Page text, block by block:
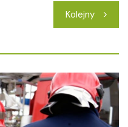
Kolejny